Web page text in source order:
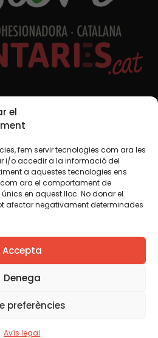
el
fem servir tecnologies com ara les
i/o accedir a la informació del
a aquestes tecnologies ens
ara el comportament de
en aquest lloc. No donar el
afectar negativament determinades
Accepta
Denega
preferències
Avís legal
IN
cookies
s’ha de compartir. Per això
Commons, llevat que en
el contrari. Us animem a copiar,
i crear els continguts
que reconegueu